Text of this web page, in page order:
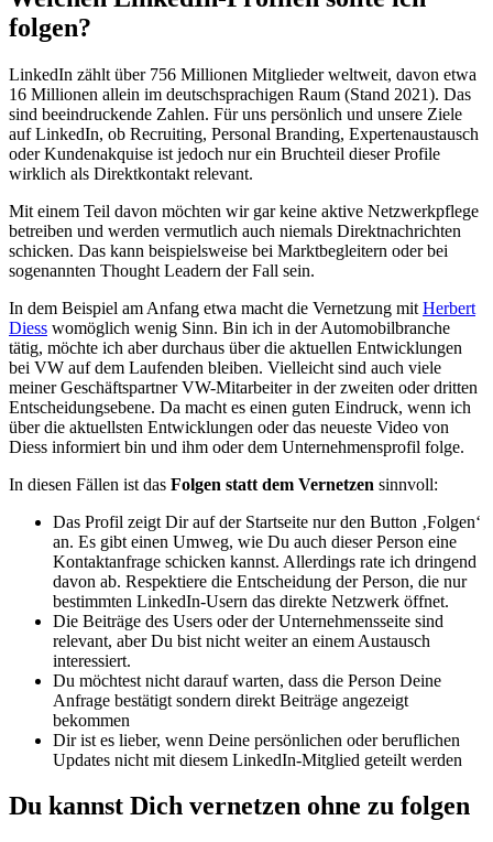
folgen?
LinkedIn zählt über 756 Millionen Mitglieder weltweit, davon etwa
16 Millionen allein im deutschsprachigen Raum (Stand 2021). Das
sind beeindruckende Zahlen. Für uns persönlich und unsere Ziele
auf LinkedIn, ob Recruiting, Personal Branding, Expertenaustausch
oder Kundenakquise ist jedoch nur ein Bruchteil dieser Profile
wirklich als Direktkontakt relevant.
Mit einem Teil davon möchten wir gar keine aktive Netzwerkpflege
betreiben und werden vermutlich auch niemals Direktnachrichten
schicken. Das kann beispielsweise bei Marktbegleitern oder bei
sogenannten Thought Leadern der Fall sein.
In dem Beispiel am Anfang etwa macht die Vernetzung mit Herbert
Diess womöglich wenig Sinn. Bin ich in der Automobilbranche
tätig, möchte ich aber durchaus über die aktuellen Entwicklungen
bei VW auf dem Laufenden bleiben. Vielleicht sind auch viele
meiner Geschäftspartner VW-Mitarbeiter in der zweiten oder dritten
Entscheidungsebene. Da macht es einen guten Eindruck, wenn ich
über die aktuellsten Entwicklungen oder das neueste Video von
Diess informiert bin und ihm oder dem Unternehmensprofil folge.
In diesen Fällen ist das Folgen statt dem Vernetzen sinnvoll:
Das Profil zeigt Dir auf der Startseite nur den Button ‚Folgen‘
an. Es gibt einen Umweg, wie Du auch dieser Person eine
Kontaktanfrage schicken kannst. Allerdings rate ich dringend
davon ab. Respektiere die Entscheidung der Person, die nur
bestimmten LinkedIn-Usern das direkte Netzwerk öffnet.
Die Beiträge des Users oder der Unternehmensseite sind
relevant, aber Du bist nicht weiter an einem Austausch
interessiert.
Du möchtest nicht darauf warten, dass die Person Deine
Anfrage bestätigt sondern direkt Beiträge angezeigt
bekommen
Dir ist es lieber, wenn Deine persönlichen oder beruflichen
Updates nicht mit diesem LinkedIn-Mitglied geteilt werden
Du kannst Dich vernetzen ohne zu folgen